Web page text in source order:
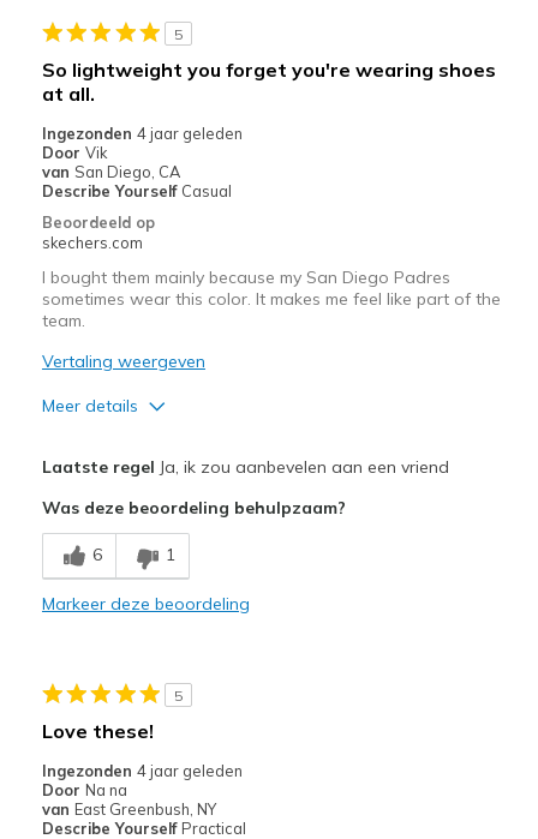
Casual Wear
Going Out
Width
Feels true to width
Sizing
View On Shoes
5
So lightweight you forget you're wearing shoes
at all.
Ingezonden 4 jaar geleden
Door Vik
van San Diego, CA
Describe Yourself Casual
Beoordeeld op
skechers.com
I bought them mainly because my San Diego Padres
sometimes wear this color. It makes me feel like part of the
team.
Vertaling weergeven
Meer details
Comfortable
Beste toepassingen
Casual Wear
Sizing
View On Shoes
Laatste regel Ja, ik zou aanbevelen aan een vriend
Was deze beoordeling behulpzaam?
6 1
Markeer deze beoordeling
5
Love these!
Ingezonden 4 jaar geleden
Door Na na
van East Greenbush, NY
Describe Yourself Practical